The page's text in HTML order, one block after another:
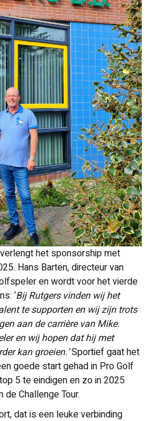
het sponsorship met
Hans Barten, directeur van
en wordt voor het vierde
‘Bij Rutgers vinden wij het
te supporten en wij zijn trots
aan de carrière van Mike.
en wij hopen dat hij met
kan groeien.’Sportief gaat het
goede start gehad in Pro Golf
5 te eindigen en zo in 2025
Challenge Tour.
dat is een leuke verbinding